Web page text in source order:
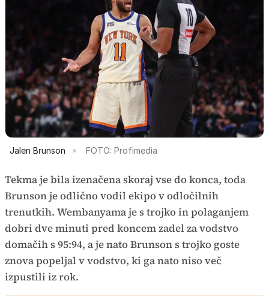
Jalen Brunson FOTO: Profimedia
Tekma je bila izenačena skoraj vse do konca, toda
Brunson je odlično vodil ekipo v odločilnih
trenutkih. Wembanyama je s trojko in polaganjem
dobri dve minuti pred koncem zadel za vodstvo
domačih s 95:94, a je nato Brunson s trojko goste
znova popeljal v vodstvo, ki ga nato niso več
izpustili iz rok.